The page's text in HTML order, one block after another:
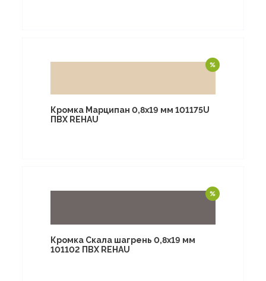
Кромка Марципан 0,8х19 мм 101175U
ПВХ REHAU
Кромка Скала шагрень 0,8х19 мм
101102 ПВХ REHAU